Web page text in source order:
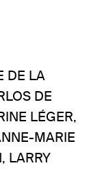
DE LA
DE
LÉGER,
MARIE
LARRY